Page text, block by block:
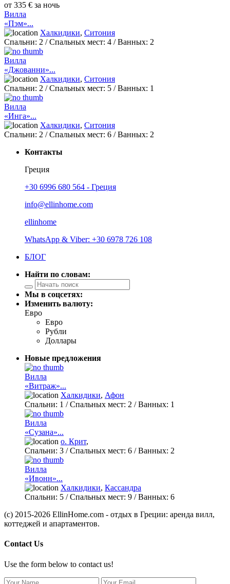
от 335 € за ночь
Вилла
«Пэм»...
Халкидики, Ситония
Спальни: 2 / Спальных мест: 4 /Ванных: 2
Вилла
«Джованни»...
Халкидики, Ситония
Спальни: 2 / Спальных мест: 5 /Ванных: 1
Вилла
«Инга»...
Халкидики, Ситония
Спальни: 2 / Спальных мест: 6 /Ванных: 2
Контакты
Греция
+30 6996 680 564 - Греция
info@ellinhome.com
ellinhome
WhatsApp & Viber: +30 6978 726 108
БЛОГ
Найти по словам:
Мы в соцсетях:
Изменить валюту:
Евро
Евро
Рубли
Доллары
Новые предложения
Вилла
«Витраж»...
Халкидики, Афон
Спальни: 1 / Спальных мест: 2 /Ванных: 1
Вилла
«Сузана»...
о. Крит,
Спальни: 3 / Спальных мест: 6 /Ванных: 2
Вилла
«Ивонн»...
Халкидики, Кассандра
Спальни: 5 / Спальных мест: 9 /Ванных: 6
(c) 2015-2026 EllinHome.com - отдых в Греции: аренда вилл,
коттеджей и апартаментов.
Contact Us
Use the form below to contact us!